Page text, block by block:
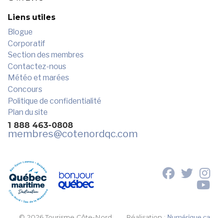
ensemencée. Tous nos clients
retournent à la maison enchanté de
Tarif réguilier (par jour et par
personne) - Haute saison (mai
et juin)
Inclusion: Chalet, embarcation, droit
Séjour Tarifs
158$ / jour /
Liens utiles
Blogue
Corporatif
Section des membres
Contactez-nous
Météo et marées
Concours
Politique de confidentialité
Plan du site
1 888 463-0808
membres@cotenordqc.com